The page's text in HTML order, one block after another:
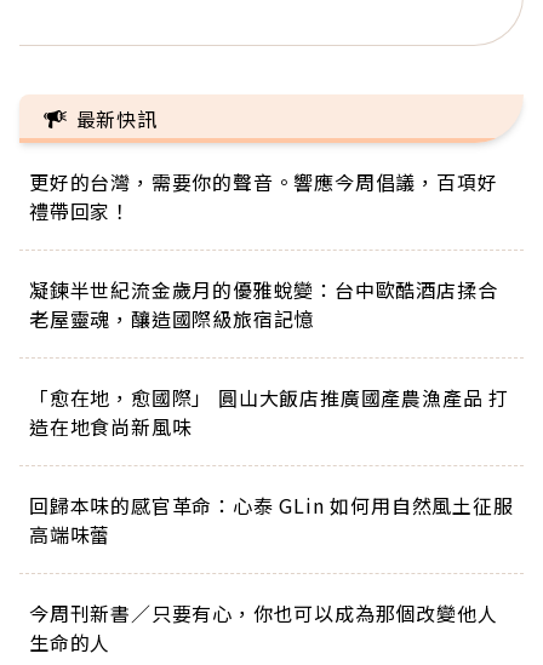
最新快訊
更好的台灣，需要你的聲音。響應今周倡議，百項好
禮帶回家！
凝鍊半世紀流金歲月的優雅蛻變：台中歐酷酒店揉合
老屋靈魂，釀造國際級旅宿記憶
「愈在地，愈國際」 圓山大飯店推廣國產農漁產品 打
造在地食尚新風味
回歸本味的感官革命：心泰 GLin 如何用自然風土征服
高端味蕾
今周刊新書／只要有心，你也可以成為那個改變他人
生命的人